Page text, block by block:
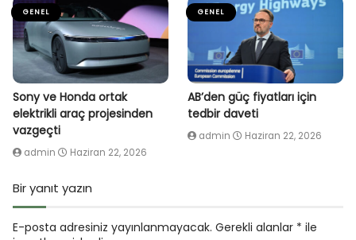
GENEL
Sony ve Honda ortak
elektrikli araç projesinden
vazgeçti
admin Haziran 22, 2026
GENEL
AB’den güç fiyatları için
tedbir daveti
admin Haziran 22, 2026
Bir yanıt yazın
E-posta adresiniz yayınlanmayacak. Gerekli alanlar * ile